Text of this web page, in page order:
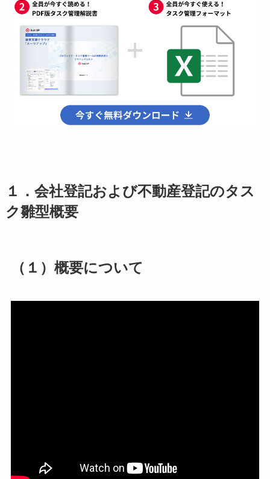
１．会社登記および不動産登記のタス
ク雛型概要
（１）概要について